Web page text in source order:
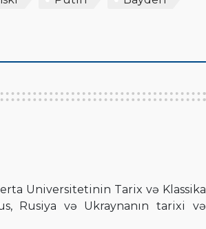
Universitetinin Tarix və Klassika
Rusiya və Ukraynanın tarixi və